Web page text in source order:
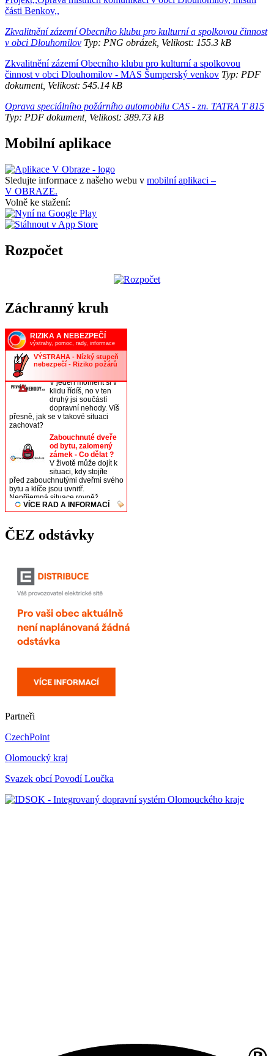
části Benkov,,
Zkvalitnění zázemí Obecního klubu pro kulturní a spolkovou činnost
v obci Dlouhomilov Typ: PNG obrázek, Velikost: 155.3 kB
Zkvalitnění zázemí Obecního klubu pro kulturní a spolkovou
činnost v obci Dlouhomilov - MAS Šumperský venkov Typ: PDF
dokument, Velikost: 545.14 kB
Oprava speciálního požárního automobilu CAS - zn. TATRA T 815
Typ: PDF dokument, Velikost: 389.73 kB
Mobilní aplikace
Sledujte informace z našeho webu v mobilní aplikaci –
V OBRAZE.
Volně ke stažení:
Rozpočet
Záchranný kruh
ČEZ odstávky
Partneři
CzechPoint
Olomoucký kraj
Svazek obcí Povodí Loučka